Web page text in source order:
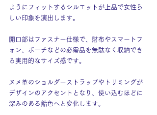
ようにフィットするシルエットが上品で女性ら
しい印象を演出します。
開口部はファスナー仕様で、財布やスマートフ
ォン、ポーチなどの必需品を無駄なく収納でき
る実用的なサイズ感です。
ヌメ革のショルダーストラップやトリミングが
デザインのアクセントとなり、使い込むほどに
深みのある飴色へと変化します。